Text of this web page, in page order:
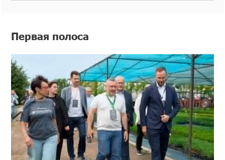
Первая полоса